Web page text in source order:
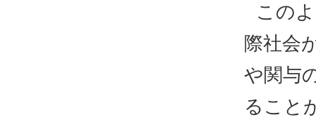
この
際社会
や関与
ること